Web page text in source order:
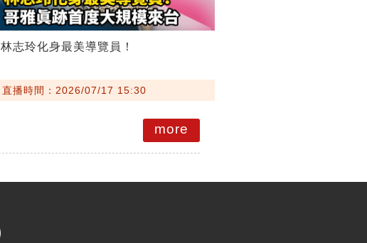
林志玲化身最美導覽員！
直播時間：2026/07/17 15:30
more